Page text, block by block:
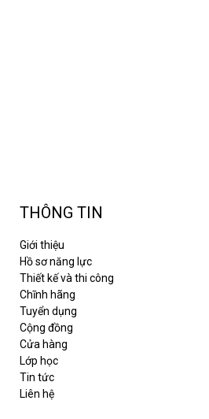
THÔNG TIN
Giới thiệu
Hồ sơ năng lực
Thiết kế và thi công
Chĩnh hãng
Tuyển dụng
Cộng đồng
Cửa hàng
Lớp học
Tin tức
Liên hệ